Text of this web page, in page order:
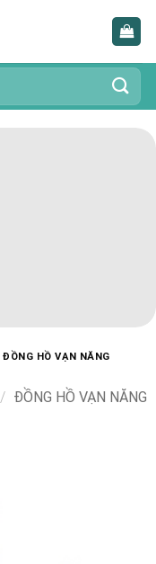
ĐỒNG HỒ VẠN NĂNG
/ ĐỒNG HỒ VẠN NĂNG